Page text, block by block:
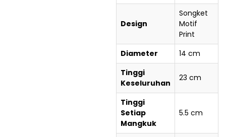
Design
Songket
Motif
Print
Diameter
14 cm
Tinggi
Keseluruhan
23 cm
Tinggi
Setiap
Mangkuk
5.5 cm